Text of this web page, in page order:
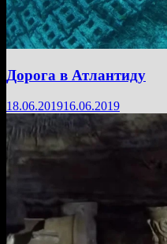
Дорога в Атлантиду
18.06.201916.06.2019